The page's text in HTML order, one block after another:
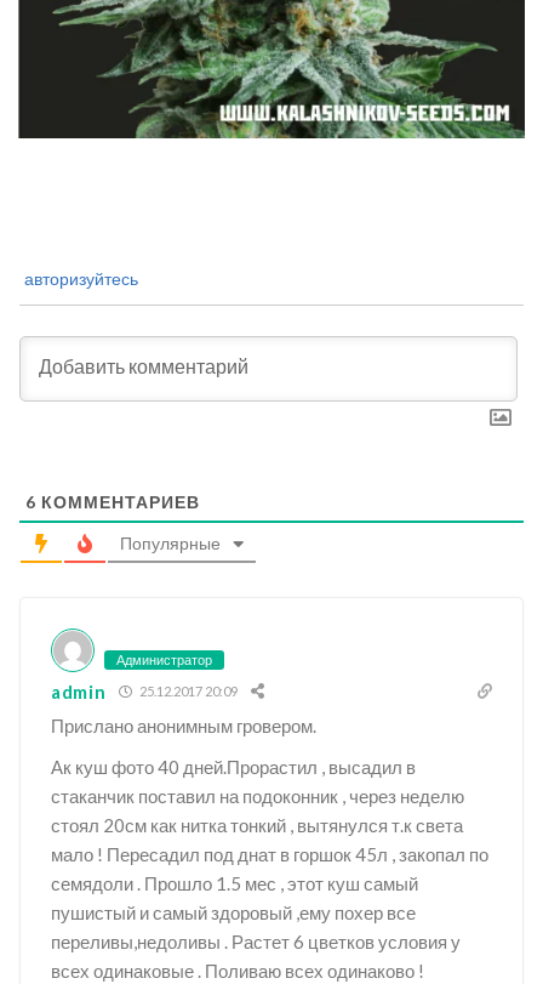
авторизуйтесь
6 КОММЕНТАРИЕВ
Популярные
Администратор
admin 25.12.2017 20:09
Прислано анонимным гровером.
Ак куш фото 40 дней.Прорастил , высадил в
стаканчик поставил на подоконник , через неделю
стоял 20см как нитка тонкий , вытянулся т.к света
мало ! Пересадил под днат в горшок 45л , закопал по
семядоли . Прошло 1.5 мес , этот куш самый
пушистый и самый здоровый ,ему похер все
переливы,недоливы . Растет 6 цветков условия у
всех одинаковые . Поливаю всех одинаково !